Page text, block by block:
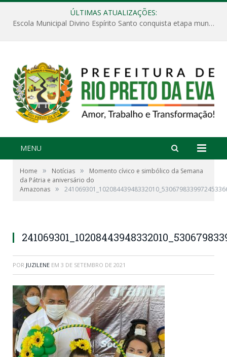
ÚLTIMAS ATUALIZAÇÕES:
Escola Municipal Divino Espírito Santo conquista etapa municipal da V Feira Amazonense de Matemática
MENU
Home » Notícias »
Momento cívico e simbólico da Semana
da Pátria e aniversário do
Amazonas »
POR JUZILENE EM 3 DE SETEMBRO DE 2021